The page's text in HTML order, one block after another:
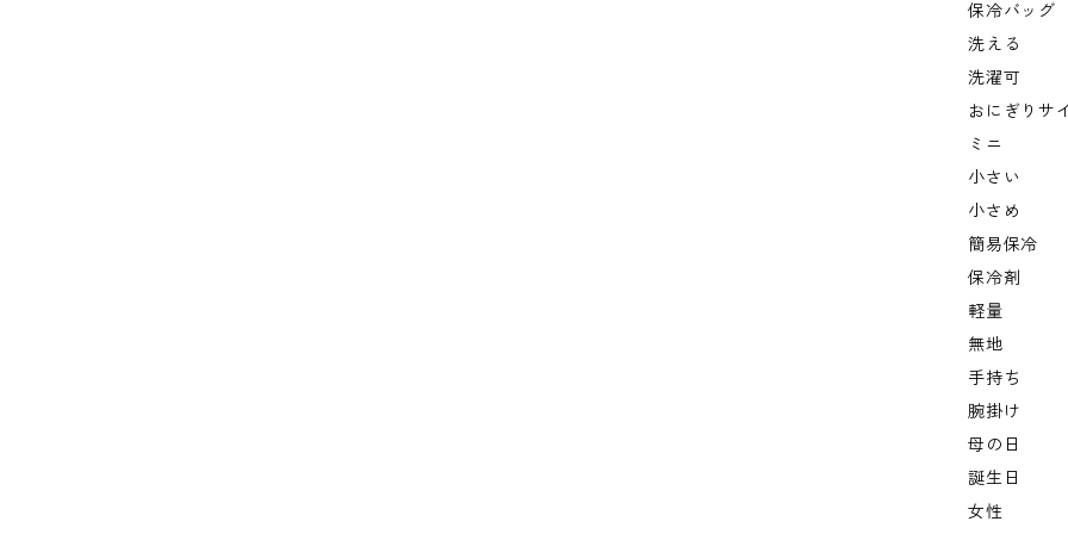
保冷バッグ
洗える
洗濯可
おにぎりサ
ミニ
小さい
小さめ
簡易保冷
保冷剤
軽量
無地
手持ち
腕掛け
母の日
誕生日
女性